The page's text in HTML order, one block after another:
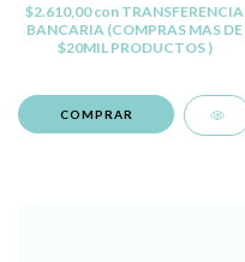
$2.610,00con TRANSFERENCIA
BANCARIA (COMPRAS MAS DE
$20MIL PRODUCTOS )